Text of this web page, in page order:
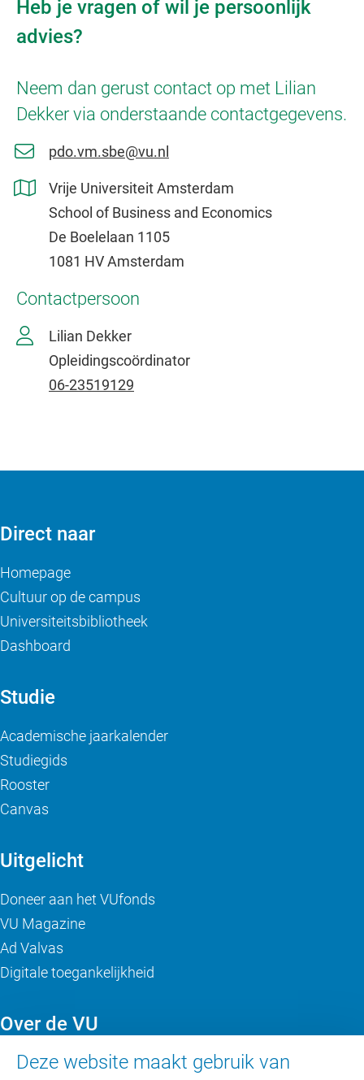
Heb je vragen of wil je persoonlijk
advies?
Neem dan gerust contact op met Lilian
Dekker via onderstaande contactgegevens.
pdo.vm.sbe@vu.nl
Vrije Universiteit Amsterdam
School of Business and Economics
De Boelelaan 1105
1081 HV Amsterdam
Contactpersoon
Lilian Dekker
Opleidingscoördinator
06-23519129
Deze website maakt gebruik van
Direct naar
Homepage
Cultuur op de campus
Universiteitsbibliotheek
Dashboard
Studie
Academische jaarkalender
Studiegids
Rooster
Canvas
Uitgelicht
Doneer aan het VUfonds
VU Magazine
Ad Valvas
Digitale toegankelijkheid
Over de VU
Contact en route